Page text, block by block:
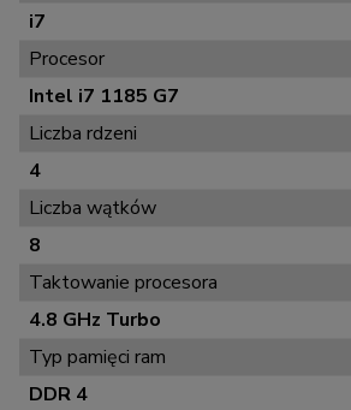
i7
Procesor
Intel i7 1185 G7
Liczba rdzeni
4
Liczba wątków
8
Taktowanie procesora
4.8 GHz Turbo
Typ pamięci ram
DDR 4